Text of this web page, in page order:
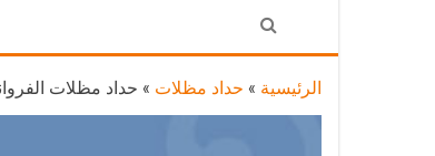
الرئيسية » حداد مظلات » حداد مظلات الفروانية / 66405051 / حداد أبواب مظلات